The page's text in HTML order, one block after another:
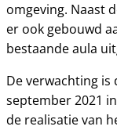
omgeving. Naast
er ook gebouwd
bestaande aula
De verwachting
september 2021
de realisatie van